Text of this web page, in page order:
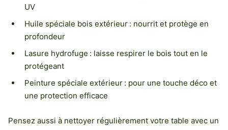
UV
Huile spéciale bois extérieur : nourrit et protège en
profondeur
Lasure hydrofuge : laisse respirer le bois tout en le
protégeant
Peinture spéciale extérieur : pour une touche déco et
une protection efficace
Pensez aussi à nettoyer régulièrement votre table avec un